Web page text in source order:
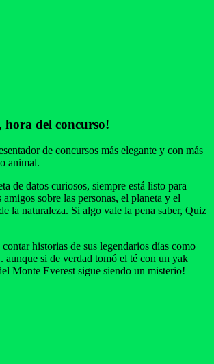
hora del concurso!
de concursos más elegante y con más
animal.
de datos curiosos, siempre está listo para
amigos sobre las personas, el planeta y el
la naturaleza. Si algo vale la pena saber, Quiz
contar historias de sus legendarios días como
aunque si de verdad tomó el té con un yak
Monte Everest sigue siendo un misterio!